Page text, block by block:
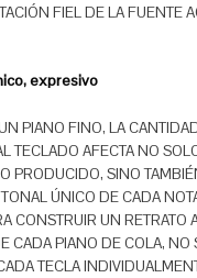
FIEL DE LA FUENTE
expresivo
PIANO FINO, LA
TECLADO AFECTA NO
PRODUCIDO, SINO
ÚNICO DE CADA
CONSTRUIR UN RETRATO
CADA PIANO DE COLA, NO
TECLA